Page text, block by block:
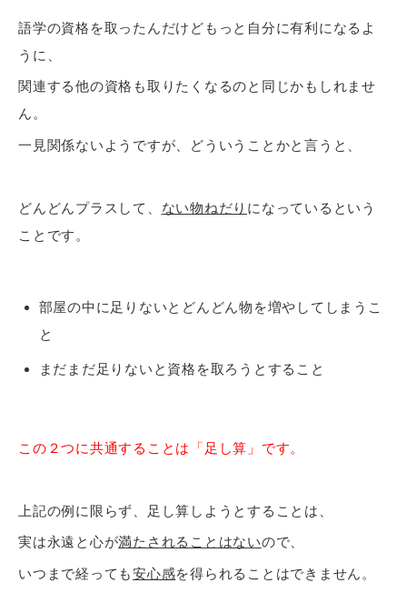
語学の資格を取ったんだけどもっと自分に有利になるよ
うに、
関連する他の資格も取りたくなるのと同じかもしれませ
ん。
一見関係ないようですが、どういうことかと言うと、
どんどんプラスして、 ない物ねだり になっているという
ことです。
部屋の中に足りないとどんどん物を増やしてしまうこ
と
まだまだ足りないと資格を取ろうとすること
この２つに共通することは「足し算」です。
上記の例に限らず、足し算しようとすることは、
実は永遠と心が満たされることはないので、
いつまで経っても安心感を得られることはできません。